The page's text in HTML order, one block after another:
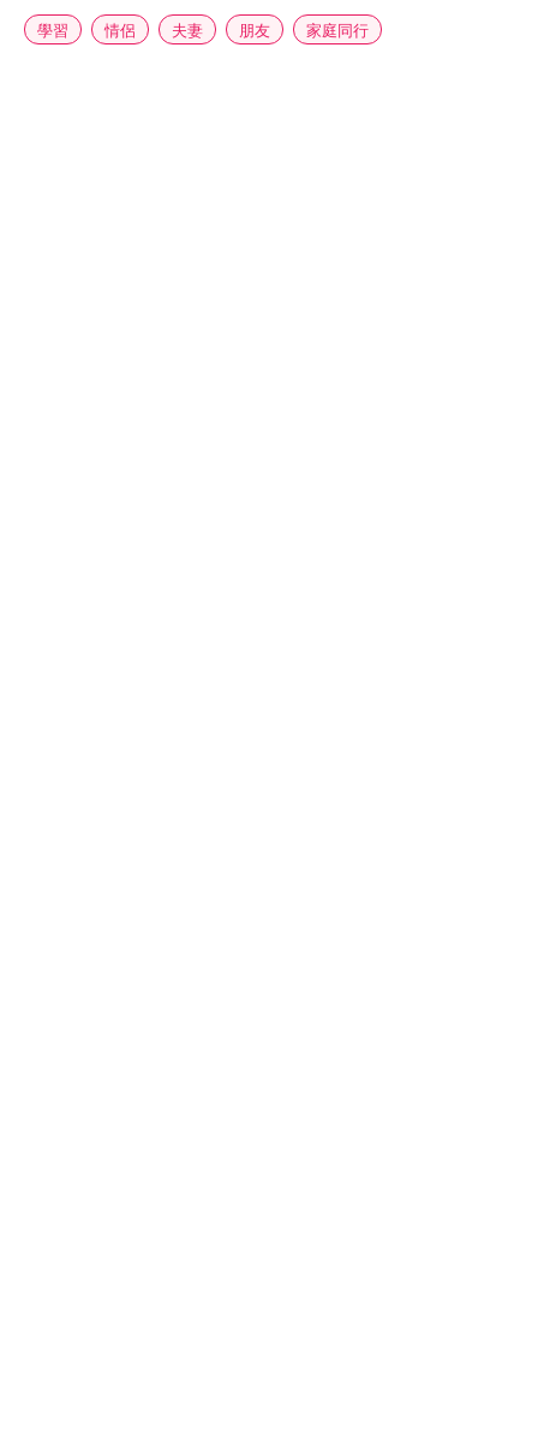
學習 情侶 夫妻 朋友 家庭同行